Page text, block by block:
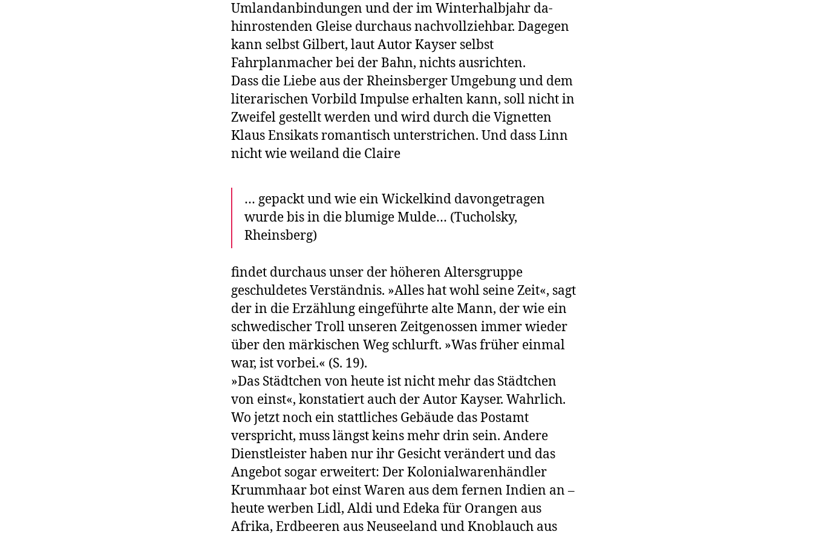
Umlandanbindungen und der im Winterhalbjahr da­
hinrostenden Gleise durchaus nachvollziehbar. Dagegen
kann selbst Gilbert, laut Autor Kayser selbst
Fahrplanmacher bei der Bahn, nichts ausrichten.
Dass die Liebe aus der Rheinsberger Umgebung und dem
literarischen Vorbild Im­pulse erhalten kann, soll nicht in
Zweifel gestellt werden und wird durch die Vi­gnetten
Klaus Ensikats romantisch unterstrichen. Und dass Linn
nicht wie weiland die Claire
… gepackt und wie ein Wickelkind davongetragen
wurde bis in die blumige Mulde… (Tucholsky,
Rheinsberg)
findet durchaus unser der höheren Altersgruppe
geschuldetes Verständnis. »Alles hat wohl seine Zeit«, sagt
der in die Erzählung eingeführte alte Mann, der wie ein
schwedischer Troll unseren Zeitgenossen immer wieder
über den märkischen Weg schlurft. »Was früher einmal
war, ist vorbei.« (S. 19).
»Das Städtchen von heute ist nicht mehr das Städtchen
von einst«, konstatiert auch der Autor Kayser. Wahrlich.
Wo jetzt noch ein stattliches Gebäude das Postamt
verspricht, muss längst keins mehr drin sein. Andere
Dienstleister haben nur ihr Gesicht verändert und das
Angebot sogar erweitert: Der Kolonialwarenhändler
Krummhaar bot einst Waren aus dem fernen Indien an –
heute werben Lidl, Aldi und Edeka für Orangen aus
Afrika, Erdbeeren aus Neuseeland und Knoblauch aus